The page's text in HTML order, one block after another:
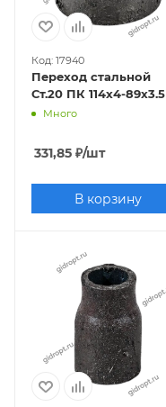
Код: 17940
Переход стальной
Ст.20 ПК 114х4-89х3.5
Много
331,85 ₽/шт
В корзину